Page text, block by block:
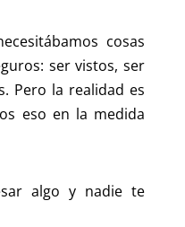
cosas
ser vistos, ser
Pero la realidad es
eso en la medida
algo y nadie te